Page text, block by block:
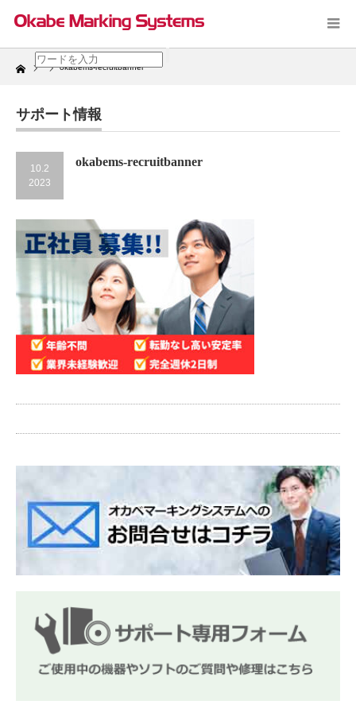
Home okabems-recruitbanner
サポート情報
10.2
2023
okabems-recruitbanner